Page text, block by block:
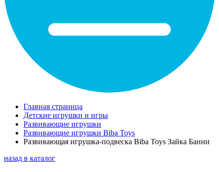
Главная страница
Детские игрушки и игры
Развивающие игрушки
Развивающие игрушки Biba Toys
Развивающая игрушка-подвеска Biba Toys Зайка Банни
назад в каталог